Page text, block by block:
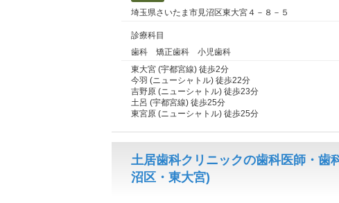
埼玉県さいたま市見沼区東大宮４－８－５
診療科目
歯科 矯正歯科 小児歯科
東大宮 (宇都宮線) 徒歩2分
今羽 (ニューシャトル) 徒歩22分
吉野原 (ニューシャトル) 徒歩23分
土呂 (宇都宮線) 徒歩25分
東宮原 (ニューシャトル) 徒歩25分
土居歯科クリニックの歯科医師・歯
沼区・東大宮)